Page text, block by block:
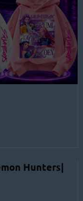
Hunters|